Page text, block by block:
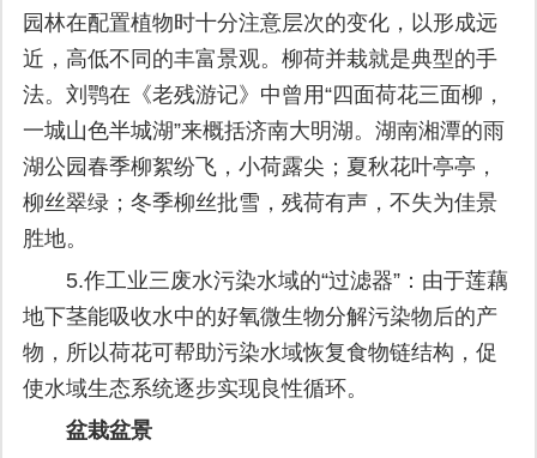
园林在配置植物时十分注意层次的变化，以形成远
近，高低不同的丰富景观。柳荷并栽就是典型的手
法。刘鹗在《老残游记》中曾用“四面荷花三面柳，
一城山色半城湖”来概括济南大明湖。湖南湘潭的雨
湖公园春季柳絮纷飞，小荷露尖；夏秋花叶亭亭，
柳丝翠绿；冬季柳丝批雪，残荷有声，不失为佳景
胜地。
5.作工业三废水污染水域的“过滤器”：由于莲藕
地下茎能吸收水中的好氧微生物分解污染物后的产
物，所以荷花可帮助污染水域恢复食物链结构，促
使水域生态系统逐步实现良性循环。
盆栽盆景